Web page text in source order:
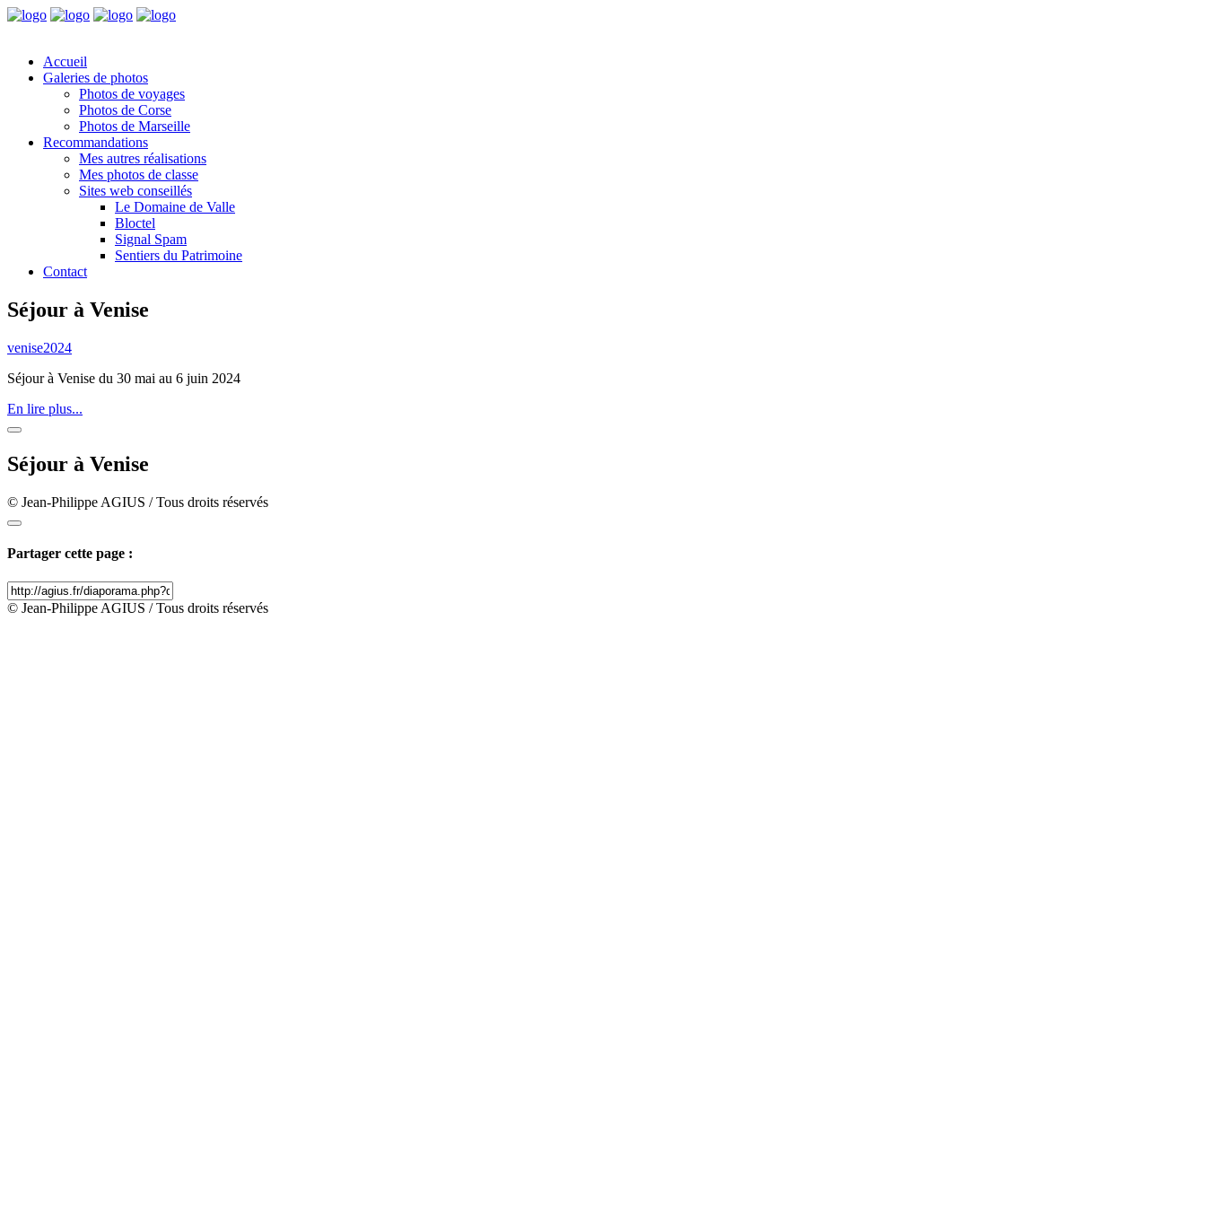
Accueil
Galeries de photos
Photos de voyages
Photos de Corse
Photos de Marseille
Recommandations
Mes autres réalisations
Mes photos de classe
Sites web conseillés
Le Domaine de Valle
Bloctel
Signal Spam
Sentiers du Patrimoine
Contact
Séjour à Venise
venise2024
Séjour à Venise du 30 mai au 6 juin 2024
En lire plus...
Séjour à Venise
© Jean-Philippe AGIUS / Tous droits réservés
Partager cette page :
© Jean-Philippe AGIUS / Tous droits réservés